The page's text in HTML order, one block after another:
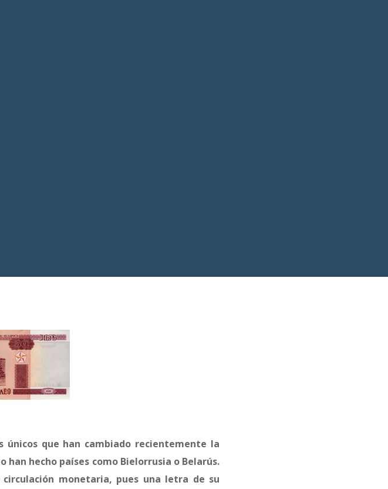
únicos que han cambiado recientemente la
hecho países como Bielorrusia o Belarús.
circulación monetaria, pues una letra de su